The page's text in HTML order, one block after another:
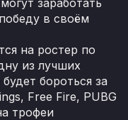
заработать
в своём
на ростер по
из лучших
бороться за
Free Fire, PUBG
трофеи